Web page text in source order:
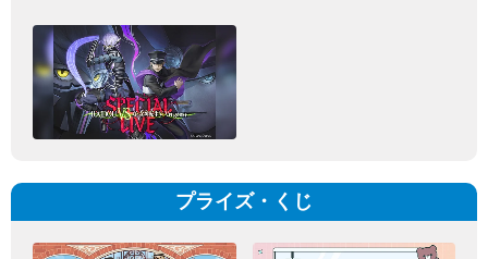
プライズ・くじ